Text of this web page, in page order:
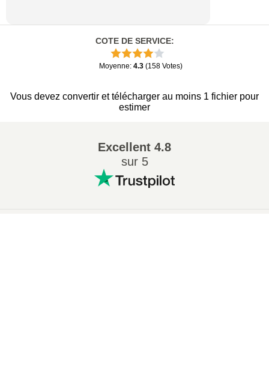
COTE DE SERVICE:
Moyenne: 4.3 (158 Votes)
Vous devez convertir et télécharger au moins 1 fichier pour
estimer
Excellent 4.8
sur 5